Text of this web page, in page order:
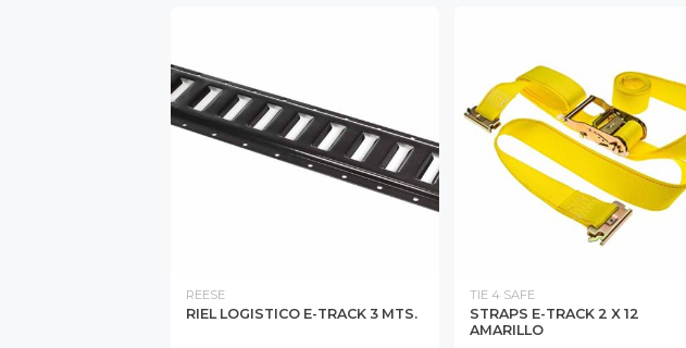
REESE
RIEL LOGISTICO E-TRACK 3 MTS.
TIE 4 SAFE
STRAPS E-TRACK 2 X 12
AMARILLO